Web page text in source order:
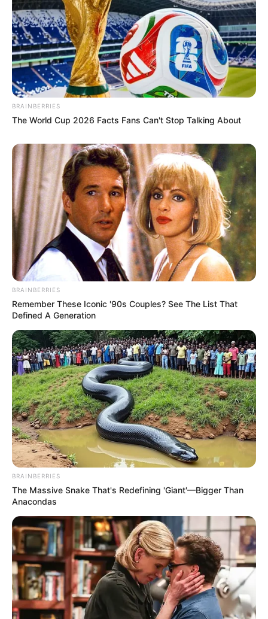
BRAINBERRIES
The World Cup 2026 Facts Fans Can't Stop Talking About
BRAINBERRIES
Remember These Iconic '90s Couples? See The List That
Defined A Generation
BRAINBERRIES
The Massive Snake That's Redefining 'Giant'—Bigger Than
Anacondas